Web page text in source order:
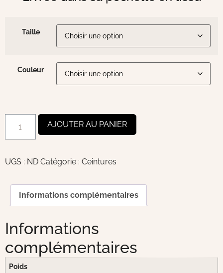
Taille
Couleur
AJOUTER AU PANIER
UGS : ND Catégorie : Ceintures
Informations complémentaires
Informations
complémentaires
Poids